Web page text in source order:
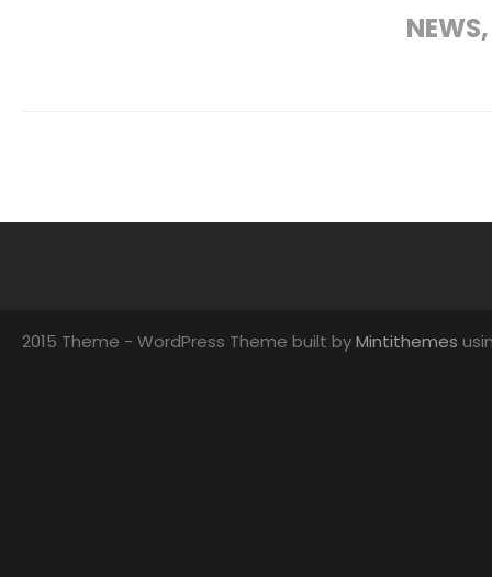
NEWS
2015 Theme - WordPress Theme built byMintithemes